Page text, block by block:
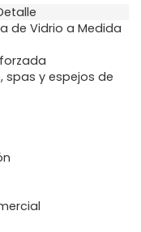
de Vidrio a Medida
spas y espejos de